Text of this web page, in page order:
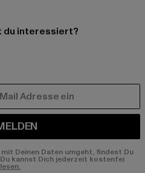
du interessiert?
Deinen Daten umgeht, findest Du
kannst Dich jederzeit kostenfei